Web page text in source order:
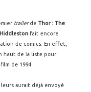
trailerde Thor : The
fait encore
de comics. En effet,
haut de la liste pour
de 1994.
aurait déjà envoyé